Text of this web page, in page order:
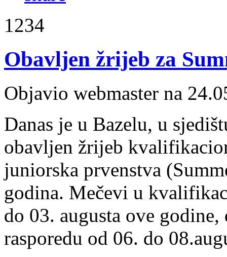
1234
Obavljen žrijeb za
Objavio webmaster na
Danas je u Bazelu, u
obavljen žrijeb
juniorska prvenstva
godina. Mečevi u
do 03. augusta ove
rasporedu od 06. do